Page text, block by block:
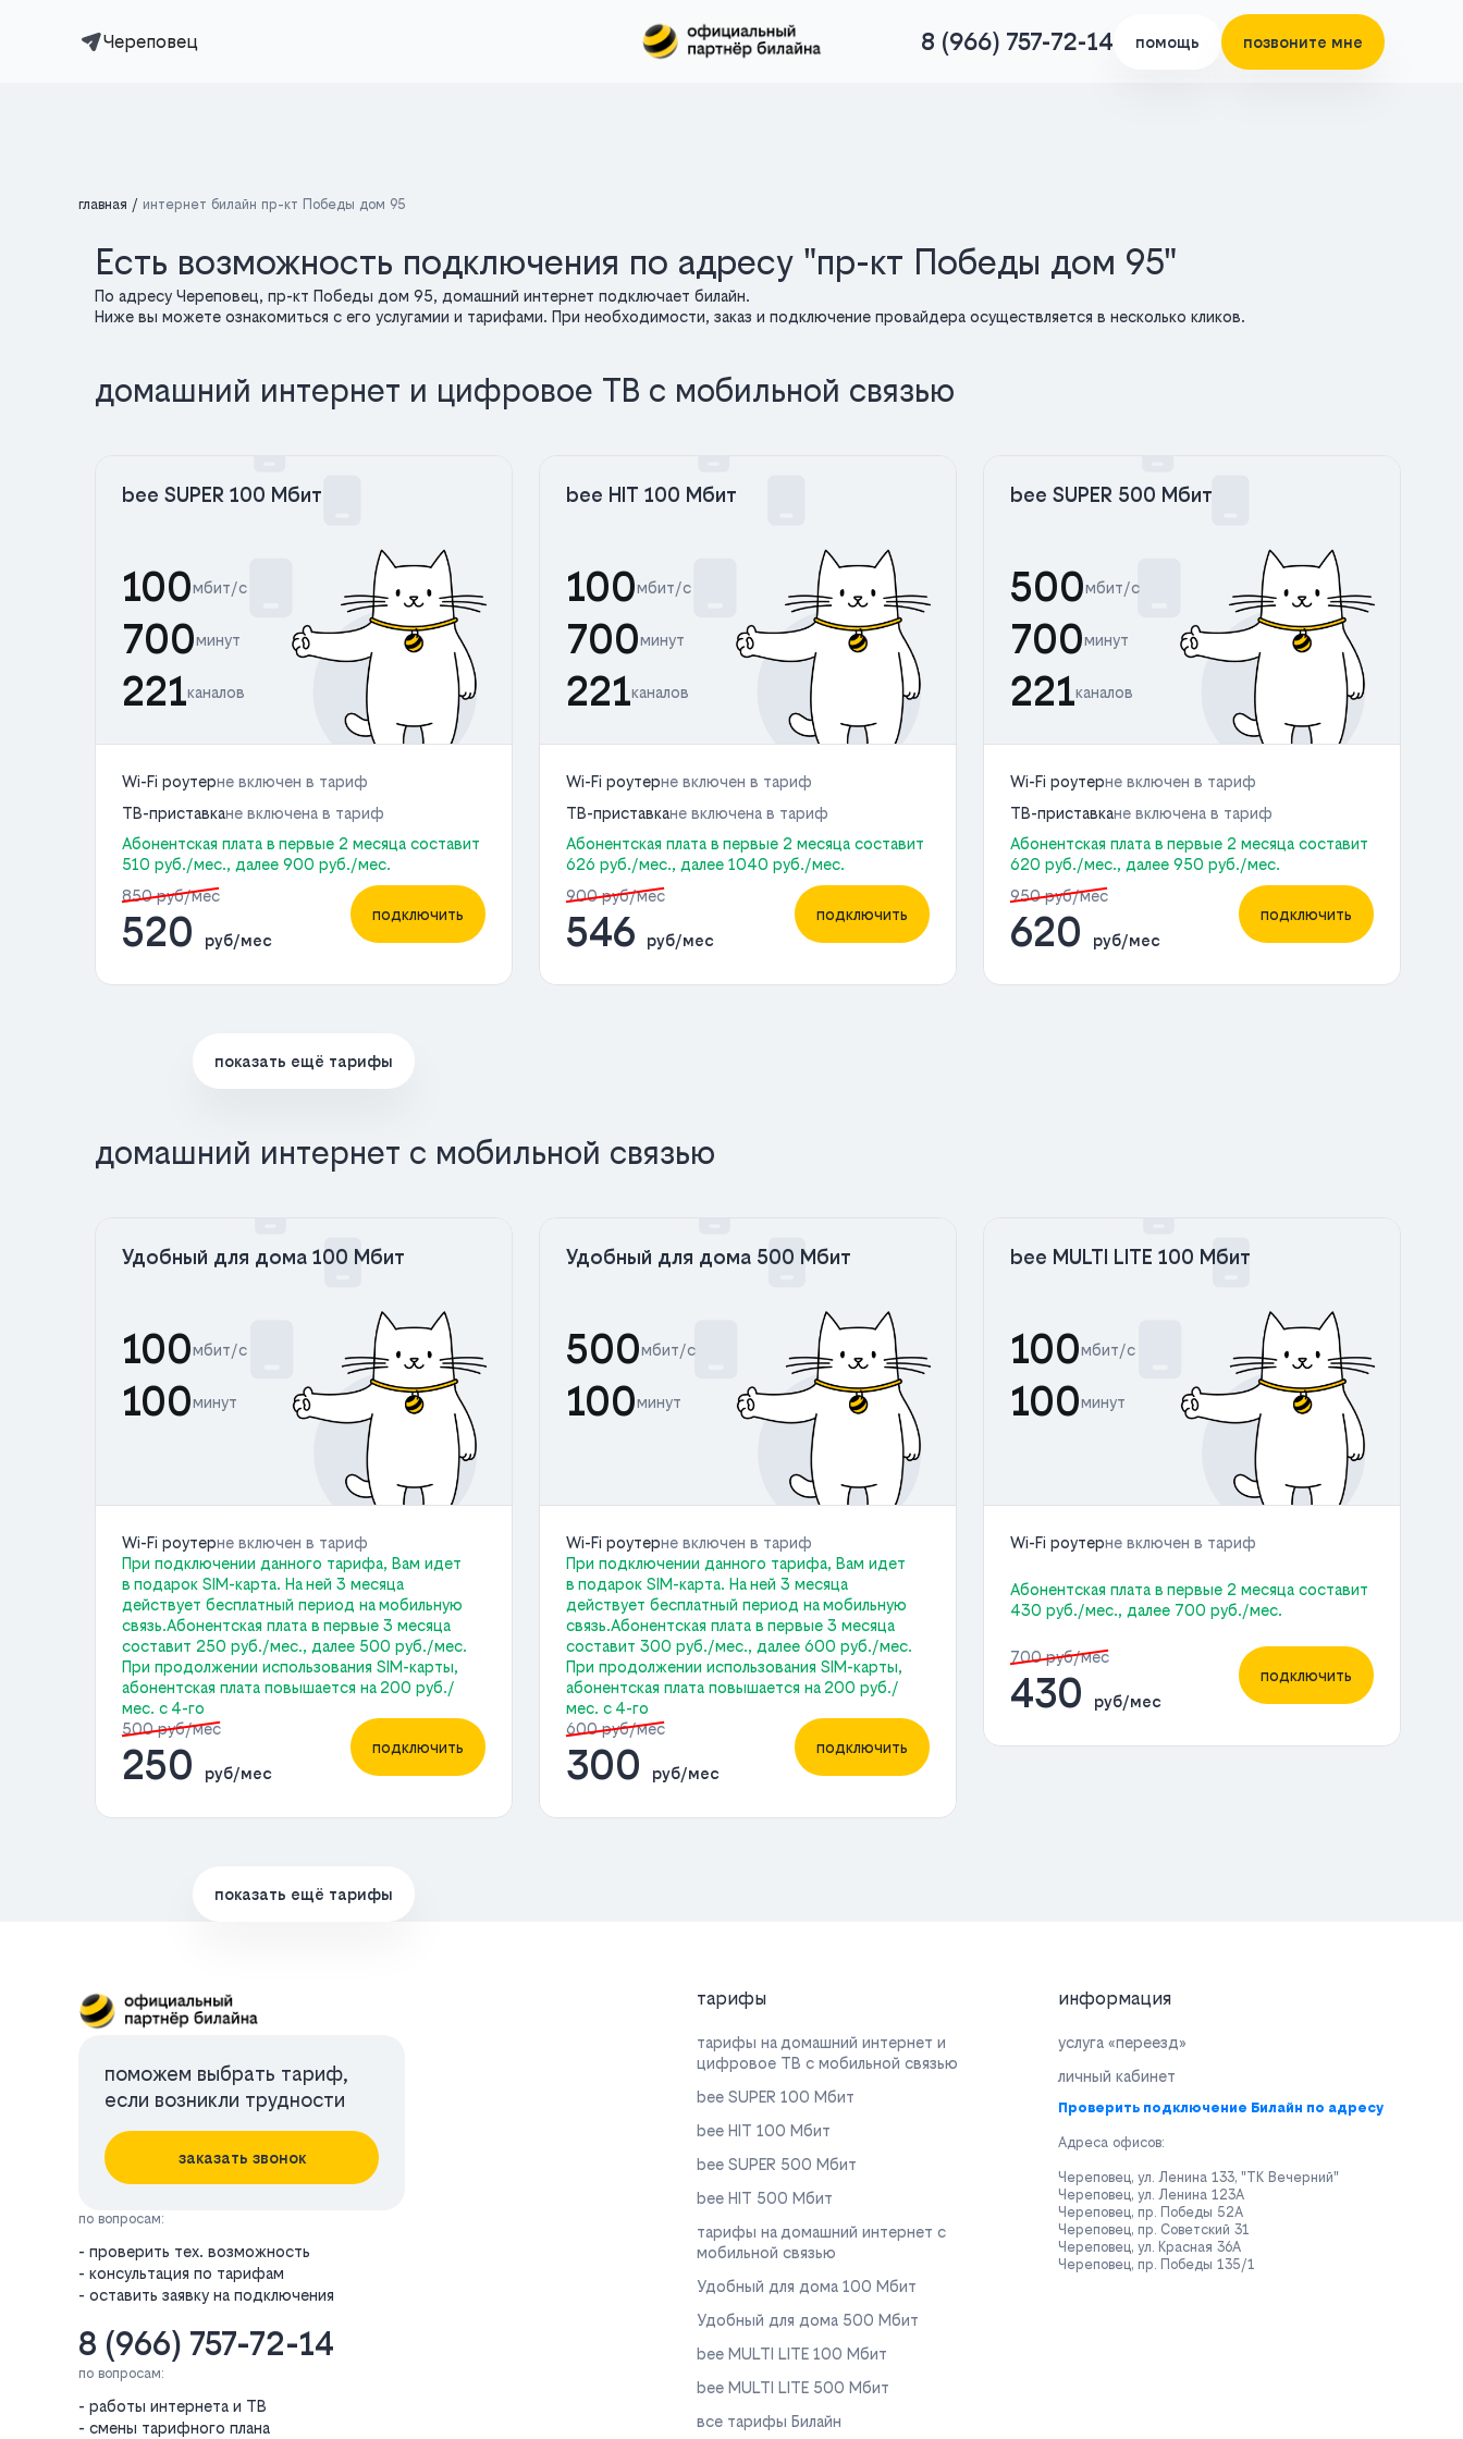
Череповец 8 (966) 757-72-14 помощь позвоните мне
главная интернет билайн пр-кт Победы дом 95
Есть возможность подключения по адресу "пр-кт Победы дом 95"
По адресу Череповец, пр-кт Победы дом 95, домашний интернет подключает билайн.
Ниже вы можете ознакомиться с его услугамии и тарифами. При необходимости, заказ и подключение провайдера осуществляется в несколько кликов.
домашний интернет и цифровое ТВ с мобильной связью
bee SUPER 100 Мбит
100мбит/с
700минут
221каналов
Wi-Fi роутерне включен в тариф
ТВ-приставкане включена в тариф
Абонентская плата в первые 2 месяца составит
510 руб./мес., далее 900 руб./мес.
850 руб/мес
520 руб/мес
подключить
bee HIT 100 Мбит
100мбит/с
700минут
221каналов
Wi-Fi роутерне включен в тариф
ТВ-приставкане включена в тариф
Абонентская плата в первые 2 месяца составит
626 руб./мес., далее 1040 руб./мес.
900 руб/мес
546 руб/мес
подключить
bee SUPER 500 Мбит
500мбит/с
700минут
221каналов
Wi-Fi роутерне включен в тариф
ТВ-приставкане включена в тариф
Абонентская плата в первые 2 месяца составит
620 руб./мес., далее 950 руб./мес.
950 руб/мес
620 руб/мес
подключить
показать ещё тарифы
домашний интернет с мобильной связью
Удобный для дома 100 Мбит
100мбит/с
100минут
Wi-Fi роутерне включен в тариф
При подключении данного тарифа, Вам идет
в подарок SIM-карта. На ней 3 месяца
действует бесплатный период на мобильную
связь.Абонентская плата в первые 3 месяца
составит 250 руб./мес., далее 500 руб./мес.
При продолжении использования SIM-карты,
абонентская плата повышается на 200 руб./
мес. с 4-го
500 руб/мес
250 руб/мес
подключить
Удобный для дома 500 Мбит
500мбит/с
100минут
Wi-Fi роутерне включен в тариф
При подключении данного тарифа, Вам идет
в подарок SIM-карта. На ней 3 месяца
действует бесплатный период на мобильную
связь.Абонентская плата в первые 3 месяца
составит 300 руб./мес., далее 600 руб./мес.
При продолжении использования SIM-карты,
абонентская плата повышается на 200 руб./
мес. с 4-го
600 руб/мес
300 руб/мес
подключить
bee MULTI LITE 100 Мбит
100мбит/с
100минут
Wi-Fi роутерне включен в тариф
Абонентская плата в первые 2 месяца составит
430 руб./мес., далее 700 руб./мес.
700 руб/мес
430 руб/мес
подключить
показать ещё тарифы
поможем выбрать тариф,
если возникли трудности
заказать звонок
по вопросам:
- проверить тех. возможность
- консультация по тарифам
- оставить заявку на подключения
8 (966) 757-72-14
по вопросам:
- работы интернета и ТВ
- смены тарифного плана
тарифы
тарифы на домашний интернет и
цифровое ТВ с мобильной связью
bee SUPER 100 Мбит
bee HIT 100 Мбит
bee SUPER 500 Мбит
bee HIT 500 Мбит
тарифы на домашний интернет с
мобильной связью
Удобный для дома 100 Мбит
Удобный для дома 500 Мбит
bee MULTI LITE 100 Мбит
bee MULTI LITE 500 Мбит
все тарифы Билайн
информация
услуга «переезд»
личный кабинет
Проверить подключение Билайн по адресу
Адреса офисов:
Череповец, ул. Ленина 133, "ТК Вечерний"
Череповец, ул. Ленина 123А
Череповец, пр. Победы 52А
Череповец, пр. Советский 31
Череповец, ул. Красная 36А
Череповец, пр. Победы 135/1